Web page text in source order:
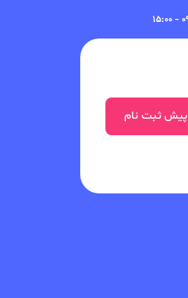
پیش ثبت نام